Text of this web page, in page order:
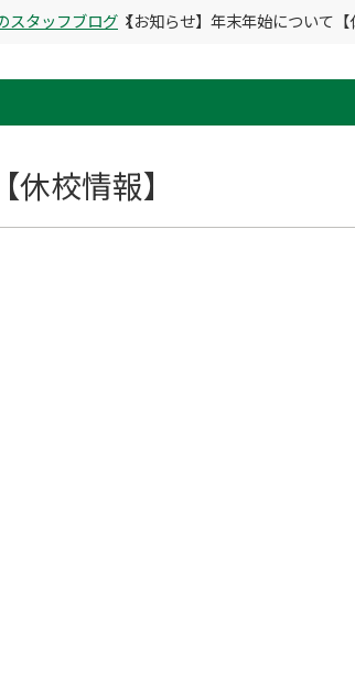
スタッフブログ 【お知らせ】年末年始について【
校情報】